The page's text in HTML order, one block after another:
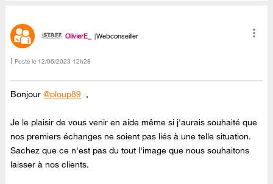
OlivierE_ Webconseiller
Posté le ‎12/06/2023 12h28
Bonjour@ploup89 ,
Je le plaisir de vous venir en aide même si j'aurais souhaité que
nos premiers échanges ne soient pas liés à une telle situation.
Sachez que ce n'est pas du tout l'image que nous souhaitons
laisser à nos clients.